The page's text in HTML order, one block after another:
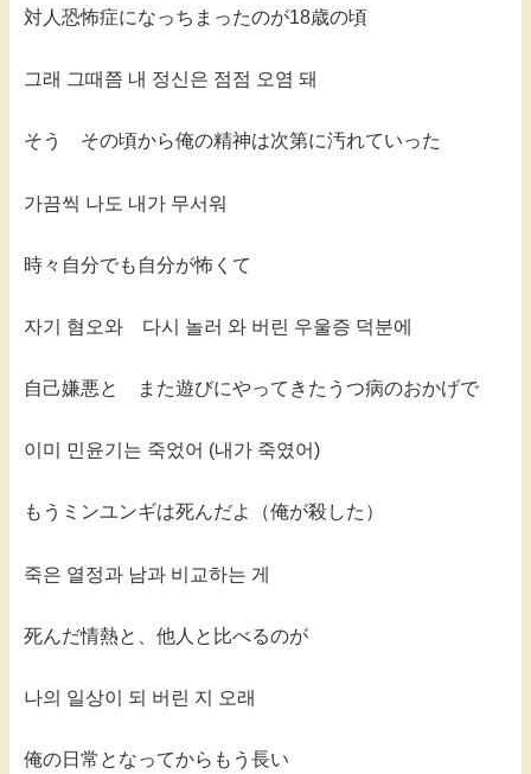
対人恐怖症になっちまったのが18歳の頃
그래 그때쯤 내 정신은 점점 오염 돼
そう その頃から俺の精神は次第に汚れていった
가끔씩 나도 내가 무서워
時々自分でも自分が怖くて
자기 혐오와 다시 놀러 와 버린 우울증 덕분에
自己嫌悪と また遊びにやってきたうつ病のおかげで
이미 민윤기는 죽었어 (내가 죽였어)
もうミンユンギは死んだよ（俺が殺した）
죽은 열정과 남과 비교하는 게
死んだ情熱と、他人と比べるのが
나의 일상이 되 버린 지 오래
俺の日常となってからもう長い